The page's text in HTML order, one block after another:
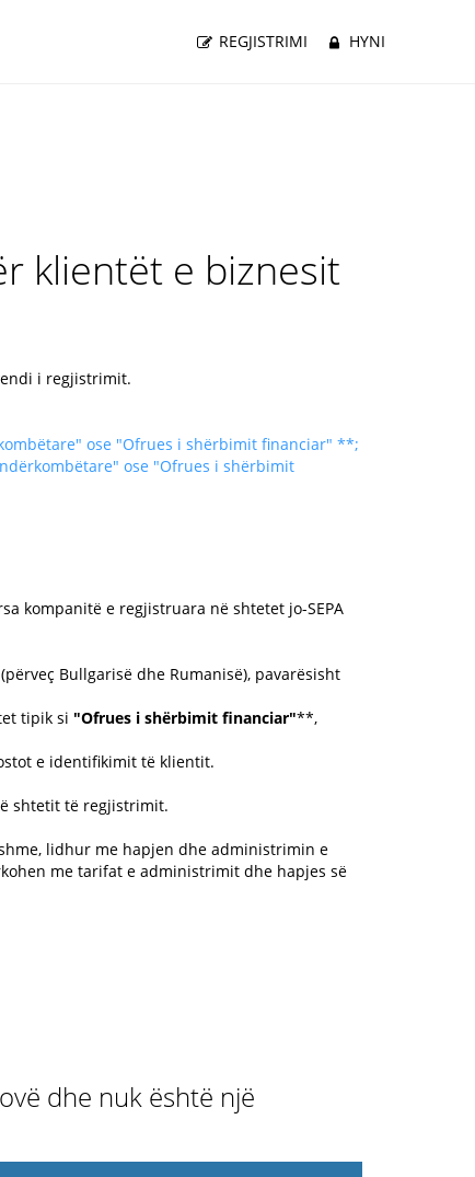
REGJISTRIMI HYNI
klientët e biznesit
i regjistrimit.
ose "Ofrues i shërbimit financiar" **;
ose "Ofrues i shërbimit
kompanitë e regjistruara në shtetet jo-SEPA
Bullgarisë dhe Rumanisë), pavarësisht
tipik si "Ofrues i shërbimit financiar"**,
e identifikimit të klientit.
shtetit të regjistrimit.
lidhur me hapjen dhe administrimin e
me tarifat e administrimit dhe hapjes së
dhe nuk është një